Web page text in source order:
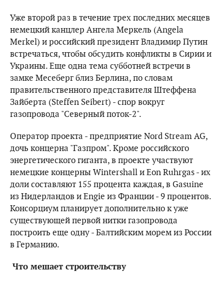
Уже второй раз в течение трех последних месяцев
немецкий канцлер Ангела Меркель (Angela
Merkel) и российский президент Владимир Путин
встречаться, чтобы обсудить конфликты в Сирии и
Украины. Еще одна тема субботней встречи в
замке Месеберг близ Берлина, по словам
правительственного представителя Штеффена
Зайберта (Steffen Seibert) - спор вокруг
газопровода "Северный поток-2".
Оператор проекта - предприятие Nord Stream AG,
дочь концерна "Газпром". Кроме российского
энергетического гиганта, в проекте участвуют
немецкие концерны Wintershall и Eon Ruhrgas - их
доли составляют 155 процента каждая, в Gasuine
из Нидерландов и Engie из Франции - 9 процентов.
Консорциум планирует дополнительно к уже
существующей первой нитки газопровода
построить еще одну - Балтийским морем из России
в Германию.
Что мешает строительству